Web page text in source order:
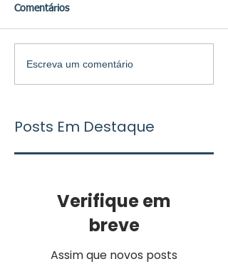
Comentários
Escreva um comentário
Posts Em Destaque
Verifique em
breve
Assim que novos posts